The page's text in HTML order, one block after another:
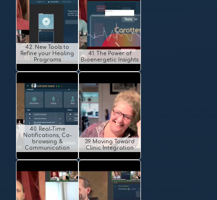
42. New Tools to
Refine your Healing
Programs
41. The Power of
Bioenergetic Insights
40. Real-Time
Notifications, Co-
browsing &
Communication
39. Moving Toward
Clinic Integration